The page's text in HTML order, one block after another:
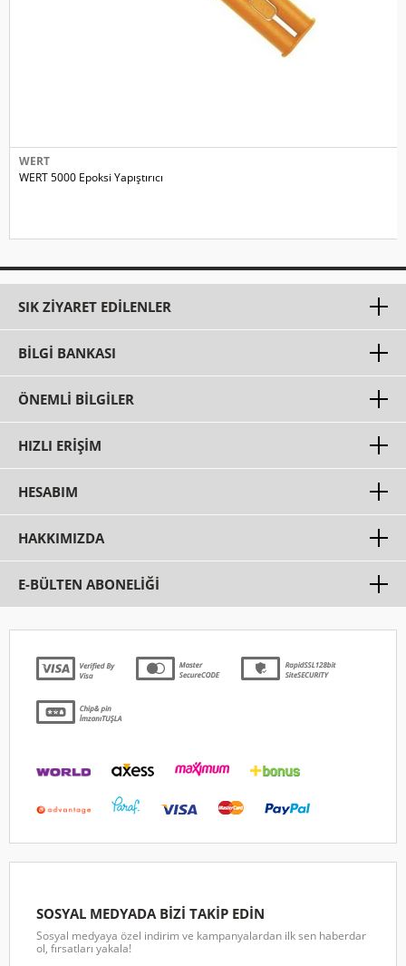
WERT
WERT 5000 Epoksi Yapıştırıcı
SIK ZIYARET EDILENLER
BILGI BANKASI
ÖNEMLI BILGILER
HIZLI ERIŞIM
HESABIM
HAKKIMIZDA
E-BÜLTEN ABONELİĞİ
SOSYAL MEDYADA BİZİ TAKİP EDİN
Sosyal medyaya özel indirim ve kampanyalardan ilk sen haberdar
ol, fırsatları yakala!